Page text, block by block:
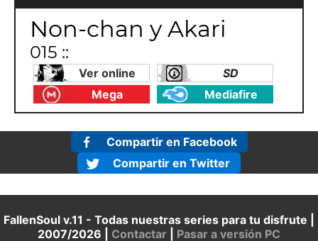
Non-chan y Akari
015 ::
Ver online
SD
Mega
Mediafire
Compartir en Facebook
Compartir en Twitter
FallenSoul v.11 - Todas nuestras series para tu disfrute |
2007/2026 | Contactar Pasar a versión PC